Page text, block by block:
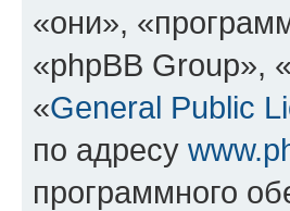
«они»,
«phpBB Group»,
«General Public
по адресу
программного